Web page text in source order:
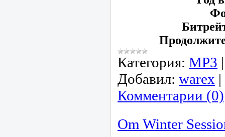
Категория: МР3
Добавил: warex |
Комментарии (0)
Om Winter